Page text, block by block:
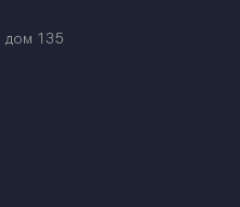
BTZ-
254К
дом 135